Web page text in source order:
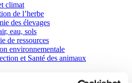
climat
de l’herbe
des élevages
eau, sols
de ressources
environnementale
et Santé des animaux